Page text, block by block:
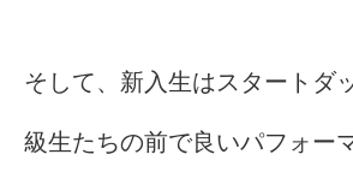
そして、新入生はスタートダ
級生たちの前で良いパフォー